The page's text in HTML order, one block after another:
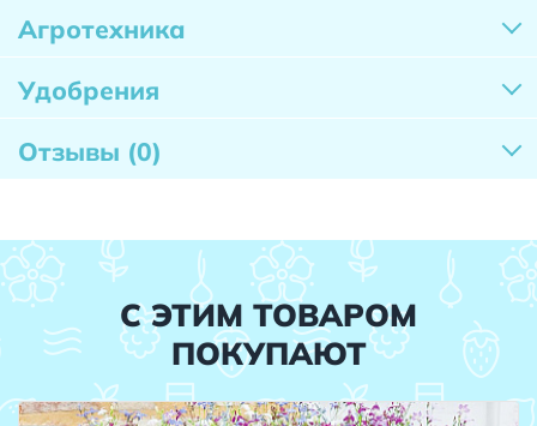
Агротехника
Удобрения
Отзывы (0)
С ЭТИМ ТОВАРОМ
ПОКУПАЮТ